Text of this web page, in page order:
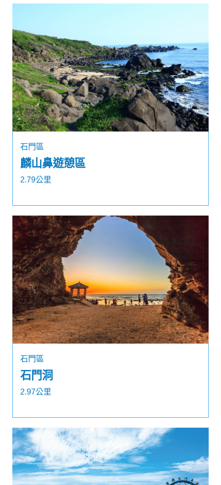
石門區
麟山鼻遊憩區
2.79公里
石門區
石門洞
2.97公里